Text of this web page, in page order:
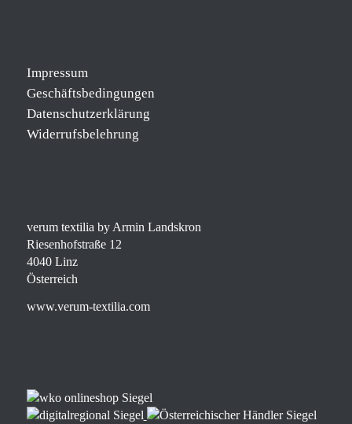
Impressum
Geschäftsbedingungen
Datenschutzerklärung
Widerrufsbelehrung
verum textilia by Armin Landskron
Riesenhofstraße 12
4040 Linz
Österreich
www.verum-textilia.com